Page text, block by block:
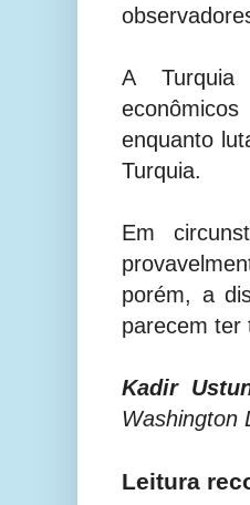
A Turquia
enquanto
Turquia.
Em
porém, a
parecem ter
Kadir
Washington
Leitura